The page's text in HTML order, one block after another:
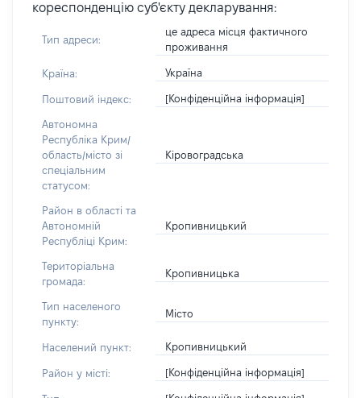
кореспонденцію суб'єкту декларування:
Тип адреси:
це адреса місця фактичного
проживання
Країна: Україна
Поштовий індекс: [Конфіденційна інформація]
Автономна
Республіка Крим/
область/місто зі
спеціальним
статусом:
Кіровоградська
Район в області та
Автономній
Республіці Крим:
Кропивницький
Територіальна
громада:
Кропивницька
Тип населеного
пункту:
Місто
Населений пункт: Кропивницький
Район у місті: [Конфіденційна інформація]